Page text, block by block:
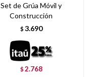
Set de Grúa Móvil y
Construcción
$ 3.690
$2.768